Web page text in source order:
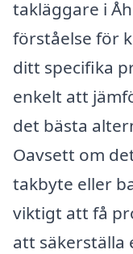
takläggare i
förståelse för
ditt specifika
enkelt att
det bästa
Oavsett om
takbyte eller
viktigt att få
att säkerställa